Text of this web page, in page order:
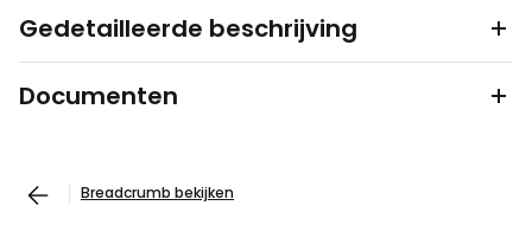
Gedetailleerde beschrijving
Documenten
Breadcrumb bekijken